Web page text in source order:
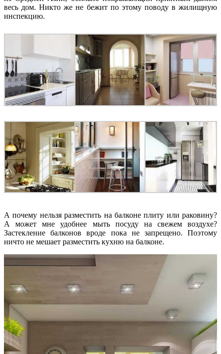
весь дом. Никто же не бежит по этому поводу в жилищную
инспекцию.
А почему нельзя разместить на балконе плиту или раковину?
А может мне удобнее мыть посуду на свежем воздухе?
Застекление балконов вроде пока не запрещено. Поэтому
ничто не мешает разместить кухню на балконе.